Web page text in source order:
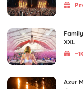
XXL
-
Azur